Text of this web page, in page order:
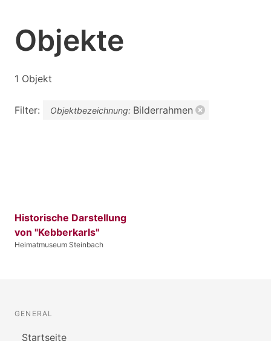
Objekte
1 Objekt
Filter: Objektbezeichnung: Bilderrahmen
Historische Darstellung
von "Kebberkarls"
Heimatmuseum Steinbach
GENERAL
Startseite